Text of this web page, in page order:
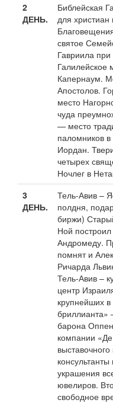
2
ДЕНЬ.
Библейская
для
святое
Гавриила
Галилейское
Капернаум.
Апостолов.
место
чуда
— место
паломников
Иордан.
четырех
Ночлег в
3
ДЕНЬ.
Тель-Авив –
полдня,
биржи)
Ной
Андромеду.
помнят и
Ричарда
Тель-Авив –
центр
крупнейших
бриллианта»
барона
компании
украшения
ювелиров.
свободное